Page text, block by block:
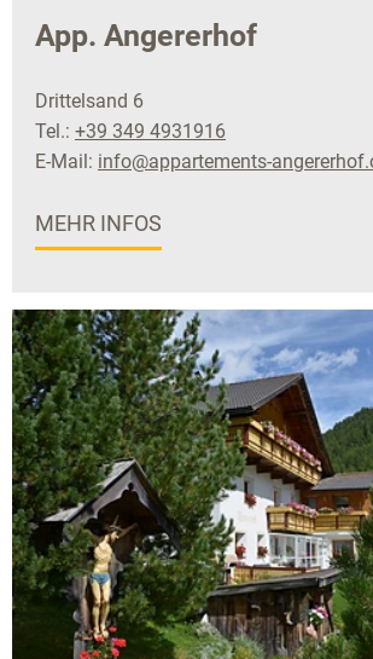
App. Angererhof
Drittelsand 6
Tel.: +39 349 4931916
E-Mail: info@appartements-
MEHR INFOS